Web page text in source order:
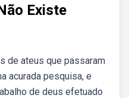
Existe
de ateus que passaram
acurada pesquisa, e
de deus efetuado